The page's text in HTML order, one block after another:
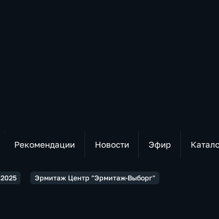
Рекомендации Новости Эфир
2025 Эрмитаж Центр "Эрмитаж-Выборг"